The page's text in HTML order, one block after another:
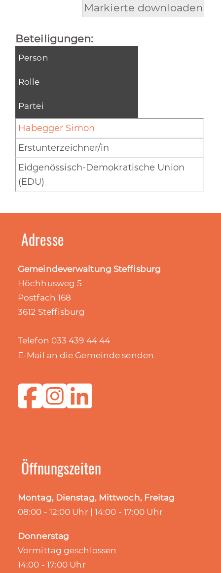
Markierte downloaden
Beteiligungen:
Person
Rolle
Partei
Habegger Simon
Erstunterzeichner/in
Eidgenössisch-Demokratische Union
(EDU)
Adresse
Gemeindeverwaltung Steffisburg
Höchhusweg 5
Postfach 168
3612 Steffisburg
Telefon 033 439 44 44
E-Mail an die Gemeinde senden
Öffnungszeiten
Montag, Dienstag, Mittwoch, Freitag
08:00 - 12:00 Uhr | 14:00 - 17:00 Uhr
Donnerstag
Vormittag geschlossen
14:00 - 17:00 Uhr